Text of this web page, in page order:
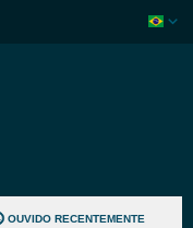
OUVIDO RECENTEMENTE